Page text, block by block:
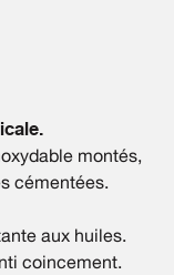
montés,
cémentées.
aux huiles.
coincement.